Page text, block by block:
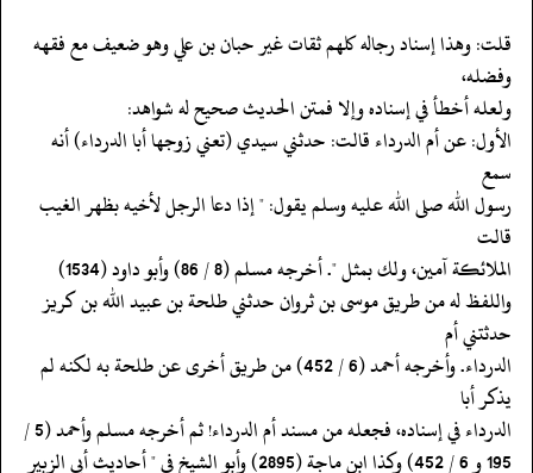
‏‏‏‏قلت: وهذا إسناد رجاله كلهم ثقات غير حبان بن علي وهو ضعيف مع فقهه
وفضله،
‏‏‏‏ولعله أخطأ في إسناده وإلا فمتن الحديث صحيح له شواهد:
‏‏‏‏الأول: عن أم الدرداء قالت: حدثني سيدي (تعني زوجها أبا الدرداء) أنه
سمع
‏‏‏‏رسول الله صلى الله عليه وسلم يقول: " إذا دعا الرجل لأخيه بظهر الغيب
قالت
‏‏‏‏الملائكة آمين، ولك بمثل ". أخرجه مسلم (8 / 86) وأبو داود (1534)
‏‏‏‏واللفظ له من طريق موسى بن ثروان حدثني طلحة بن عبيد الله بن كريز
حدثتني أم
‏‏‏‏الدرداء. وأخرجه أحمد (6 / 452) من طريق أخرى عن طلحة به لكنه لم
يذكر أبا
‏‏‏‏الدرداء في إسناده، فجعله من مسند أم الدرداء! ثم أخرجه مسلم وأحمد (5 /